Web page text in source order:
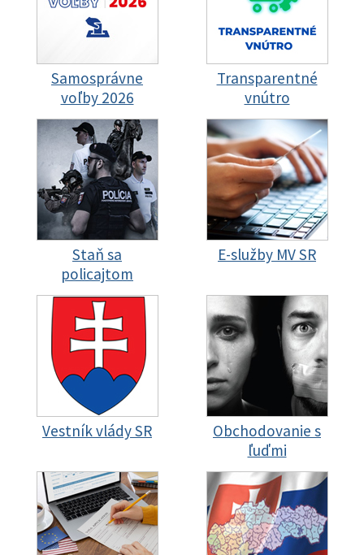
Samosprávne
voľby 2026
Transparentné
vnútro
Staň sa
policajtom
E-služby MV SR
Vestník vlády SR
Obchodovanie s
ľuďmi